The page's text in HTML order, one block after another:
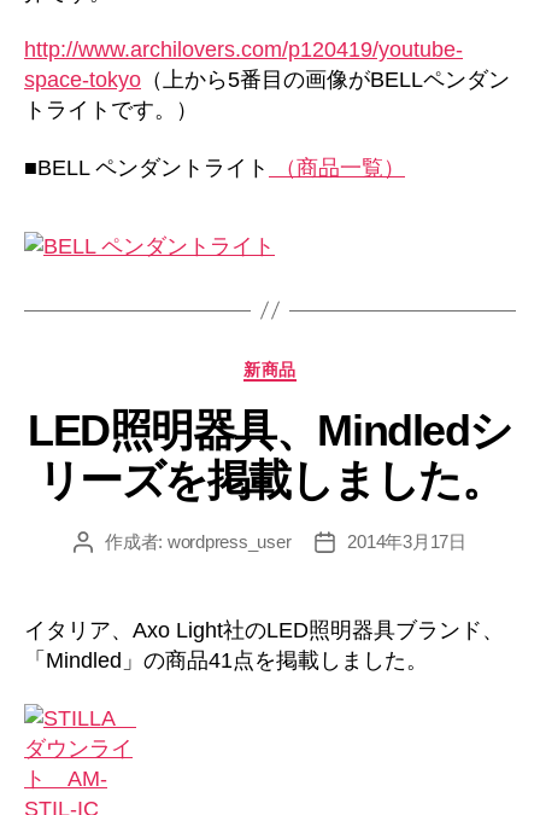
http://www.archilovers.com/p120419/youtube-
space-tokyo （上から5番目の画像がBELLペンダン
トライトです。）
■BELL ペンダントライト （商品一覧）
カ
リ
ー
新商品
LED照明器具、Mindledシ
リーズを掲載しました。
投 作成者: wordpress_user
投
2014年3月17日
イタリア、Axo Light社のLED照明器具ブランド、
「Mindled」の商品41点を掲載しました。